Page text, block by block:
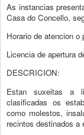
As instancias
Casa do Concello,
Horario de atencion
Licencia de apertura
DESCRICION:
Estan suxeitas a
clasificadas os
como molestos,
recintos destinados a